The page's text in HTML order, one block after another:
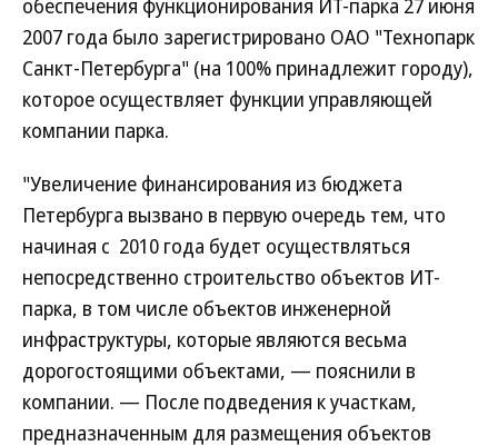
обеспечения функционирования ИТ-парка 27 июня
2007 года было зарегистрировано ОАО "Технопарк
Санкт-Петербурга" (на 100% принадлежит городу),
которое осуществляет функции управляющей
компании парка.
"Увеличение финансирования из бюджета
Петербурга вызвано в первую очередь тем, что
начиная с 2010 года будет осуществляться
непосредственно строительство объектов ИТ-
парка, в том числе объектов инженерной
инфраструктуры, которые являются весьма
дорогостоящими объектами, — пояснили в
компании. — После подведения к участкам,
предназначенным для размещения объектов